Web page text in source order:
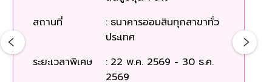
สถานที่
: ธนาคารออมสินทุกสาขาทั่ว
ประเทศ
ระยะเวลาพิเศษ
: 22 พ.ค. 2569 - 30 ธ.ค.
2569